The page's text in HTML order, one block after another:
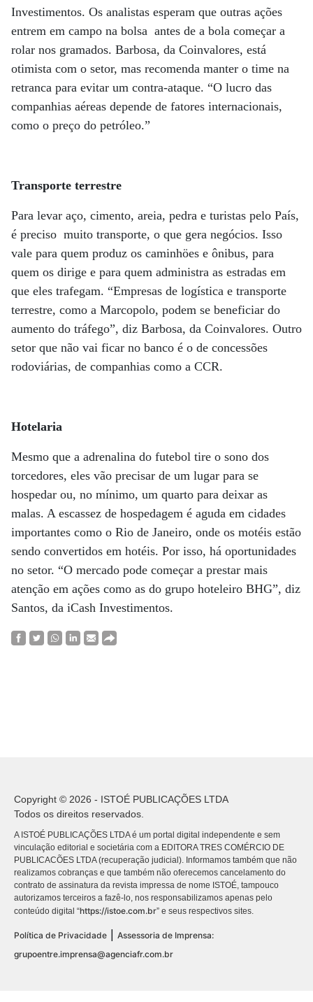
Investimentos. Os analistas esperam que outras ações
entrem em campo na bolsa antes de a bola começar a
rolar nos gramados. Barbosa, da Coinvalores, está
otimista com o setor, mas recomenda manter o time na
retranca para evitar um contra-ataque. “O lucro das
companhias aéreas depende de fatores internacionais,
como o preço do petróleo.”
Transporte terrestre
Para levar aço, cimento, areia, pedra e turistas pelo País,
é preciso muito transporte, o que gera negócios. Isso
vale para quem produz os caminhöes e ônibus, para
quem os dirige e para quem administra as estradas em
que eles trafegam. “Empresas de logística e transporte
terrestre, como a Marcopolo, podem se beneficiar do
aumento do tráfego”, diz Barbosa, da Coinvalores. Outro
setor que não vai ficar no banco é o de concessões
rodoviárias, de companhias como a CCR.
Hotelaria
Mesmo que a adrenalina do futebol tire o sono dos
torcedores, eles vão precisar de um lugar para se
hospedar ou, no mínimo, um quarto para deixar as
malas. A escassez de hospedagem é aguda em cidades
importantes como o Rio de Janeiro, onde os motéis estão
sendo convertidos em hotéis. Por isso, há oportunidades
no setor. “O mercado pode começar a prestar mais
atenção em ações como as do grupo hoteleiro BHG”, diz
Santos, da iCash Investimentos.
Copyright © 2026 - ISTOÉ PUBLICAÇÕES LTDA
Todos os direitos reservados.
A ISTOÉ PUBLICAÇÕES LTDA é um portal digital independente e sem
vinculação editorial e societária com a EDITORA TRES COMÉRCIO DE
PUBLICACÕES LTDA (recuperação judicial). Informamos também que não
realizamos cobranças e que também não oferecemos cancelamento do
contrato de assinatura da revista impressa de nome ISTOÉ, tampouco
autorizamos terceiros a fazê-lo, nos responsabilizamos apenas pelo
conteúdo digital “https://istoe.com.br” e seus respectivos sites.
Política de Privacidade | Assessoria de Imprensa:
grupoentre.imprensa@agenciafr.com.br